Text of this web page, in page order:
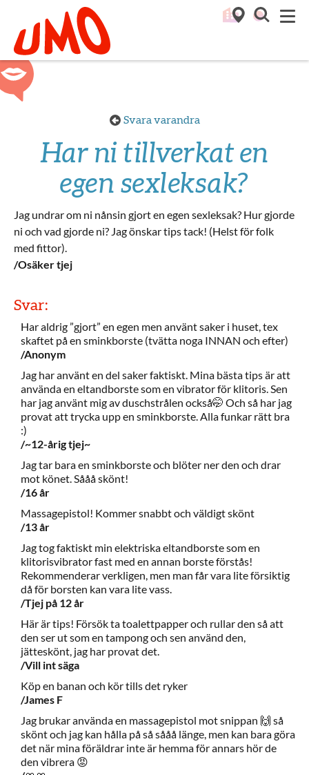
Till startsidan för Umo
Svara varandra
Har ni tillverkat en
egen sexleksak?
Jag undrar om ni nånsin gjort en egen sexleksak? Hur gjorde
ni och vad gjorde ni? Jag önskar tips tack! (Helst för folk
med fittor).
/Osäker tjej
Svar:
Har aldrig ”gjort” en egen men använt saker i huset, tex
skaftet på en sminkborste (tvätta noga INNAN och efter)
/Anonym
Jag har använt en del saker faktiskt. Mina bästa tips är att
använda en eltandborste som en vibrator för klitoris. Sen
har jag använt mig av duschstrålen också🤭 Och så har jag
provat att trycka upp en sminkborste. Alla funkar rätt bra
:)
/~12-årig tjej~
Jag tar bara en sminkborste och blöter ner den och drar
mot könet. Sååå skönt!
/16 år
Massagepistol! Kommer snabbt och väldigt skönt
/13 år
Jag tog faktiskt min elektriska eltandborste som en
klitorisvibrator fast med en annan borste förstås!
Rekommenderar verkligen, men man får vara lite försiktig
då för borsten kan vara lite vass.
/Tjej på 12 år
Här är tips! Försök ta toalettpapper och rullar den så att
den ser ut som en tampong och sen använd den,
jätteskönt, jag har provat det.
/Vill int säga
Köp en banan och kör tills det ryker
/James F
Jag brukar använda en massagepistol mot snippan 🙌 så
skönt och jag kan hålla på så sååå länge, men kan bara göra
det när mina föräldrar inte är hemma för annars hör de
den vibrera 😡